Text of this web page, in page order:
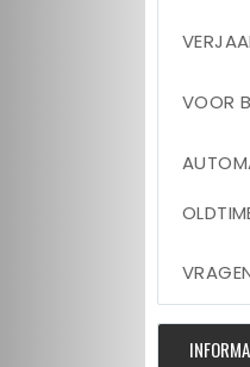
VOOR